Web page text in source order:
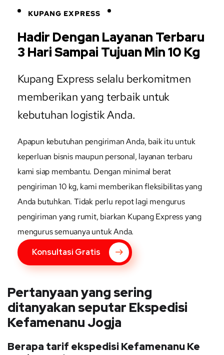
KUPANG EXPRESS
Hadir Dengan Layanan Terbaru
3 Hari Sampai Tujuan Min 10 Kg
Kupang Express selalu berkomitmen
memberikan yang terbaik untuk
kebutuhan logistik Anda.
Apapun kebutuhan pengiriman Anda, baik itu untuk
keperluan bisnis maupun personal, layanan terbaru
kami siap membantu. Dengan minimal berat
pengiriman 10 kg, kami memberikan fleksibilitas yang
Anda butuhkan. Tidak perlu repot lagi mengurus
pengiriman yang rumit, biarkan Kupang Express yang
mengurus semuanya untuk Anda.
Konsultasi Gratis
Pertanyaan yang sering
ditanyakan seputar Ekspedisi
Kefamenanu Jogja
Berapa tarif ekspedisi Kefamenanu Ke